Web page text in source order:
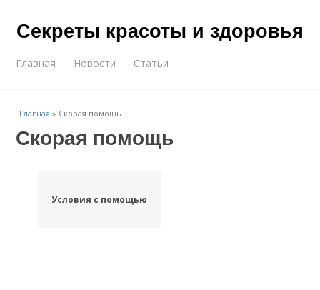
Секреты красоты и здоровья
Главная Новости Статьи
Главная » Скорая помощь
Скорая помощь
Условия с помощью